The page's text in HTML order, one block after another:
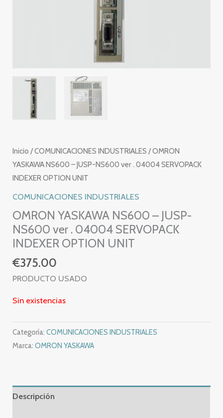
Inicio /COMUNICACIONES INDUSTRIALES / OMRON
YASKAWA NS600 – JUSP-NS600 ver . 04004 SERVOPACK
INDEXER OPTION UNIT
COMUNICACIONES INDUSTRIALES
OMRON YASKAWA NS600 – JUSP-
NS600 ver . 04004 SERVOPACK
INDEXER OPTION UNIT
€375.00
PRODUCTO USADO
Sin existencias
Categoría:COMUNICACIONES INDUSTRIALES
Marca:OMRON YASKAWA
Descripción